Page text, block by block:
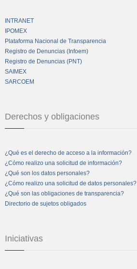
INTRANET
IPOMEX
Plataforma Nacional de Transparencia
Registro de Denuncias (Infoem)
Registro de Denuncias (PNT)
SAIMEX
SARCOEM
Derechos y obligaciones
¿Qué es el derecho de acceso a la información?
¿Cómo realizo una solicitud de información?
¿Qué son los datos personales?
¿Cómo realizo una solicitud de datos personales?
¿Qué son las obligaciones de transparencia?
Directorio de sujetos obligados
Iniciativas